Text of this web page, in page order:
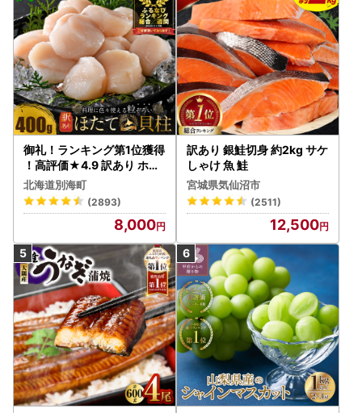
御礼！ランキング第1位獲得
！高評価★4.9 訳あり ホタ
テ 400g（ほたて 帆立 貝柱
冷凍 ）
北海道別海町
(2893)
8,000
訳あり 銀鮭切身 約2kg サケ
しゃけ 魚 鮭
宮城県気仙沼市
(2511)
12,500